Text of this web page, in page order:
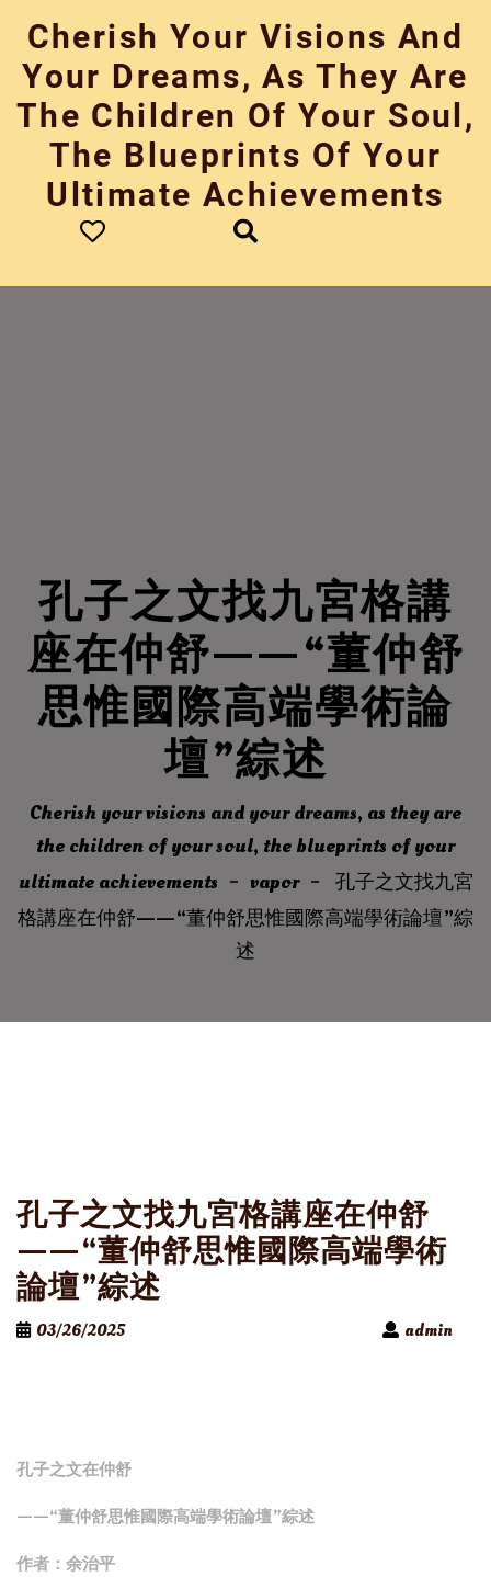
content
Cherish Your Visions And
Your Dreams, As They Are
The Children Of Your Soul,
The Blueprints Of Your
Ultimate Achievements
孔子之文找九宮格講
座在仲舒——“董仲舒
思惟國際高端學術論
壇”綜述
Cherish your visions and your dreams, as they are
the children of your soul, the blueprints of your
ultimate achievements
vapor
孔子之文找九宮
格講座在仲舒——“董仲舒思惟國際高端學術論壇”綜
述
孔子之文找九宮格講座在仲舒
——“董仲舒思惟國際高端學術
論壇”綜述
03/26/2025 admin
孔子之文在仲舒
——“董仲舒思惟國際高端學術論壇”綜述
作者：余治平